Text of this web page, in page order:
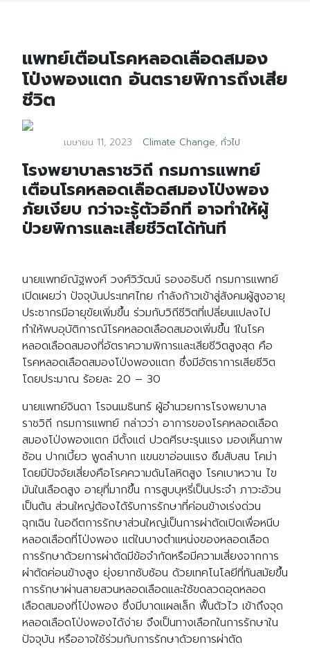
แพทย์เตือนโรคหลอดเลือดสมอง
โป่งพองแตก อันตรายพิการถึงเสีย
ชีวิต
เมษายน 11, 2023 Climate Change, ทั่วไป
โรงพยาบาลราชวิถี กรมการแพทย์
เตือนโรคหลอดเลือดสมองโป่งพอง
ภัยเงียบ กว่าจะรู้ตัวอีกที อาจทำให้ผู้
ป่วยพิการและเสียชีวิตได้ทันที
นายแพทย์ณัฐพงศ์ วงศ์วิวัฒน์ รองอธิบดี กรมการแพทย์
เปิดเผยว่า ปัจจุบันประเทศไทย กำลังก้าวเข้าสู่สังคมผู้สูงอายุ
ประชากรมีอายุขัยเพิ่มขึ้น ร่วมกับวิถีชีวิตที่เปลี่ยนแปลงไป
ทำให้พบอุบัติการณ์โรคหลอดเลือดสมองเพิ่มขึ้น 1ในโรค
หลอดเลือดสมองที่อัตราความพิการและเสียชีวิตสูงสุด คือ
โรคหลอดเลือดสมองโป่งพองแตก ซึ่งมีอัตราการเสียชีวิต
โดยประมาณ ร้อยละ 20 – 30
นายแพทย์จินดา โรจนเมธินทร์ ผู้อำนวยการโรงพยาบาล
ราชวิถี กรมการแพทย์ กล่าวว่า อาการของโรคหลอดเลือด
สมองโป่งพองแตก มีตั้งแต่ ปวดศีรษะรุนแรง มองเห็นภาพ
ซ้อน ปากเบี้ยว พูดลำบาก แขนขาอ่อนแรง ซึมสับสน โคม่า
โดยมีปัจจัยเสี่ยงคือโรคความดันโลหิตสูง โรคเบาหวาน ไข
มันในเลือดสูง อายุที่มากขึ้น การสูบบุหรี่เป็นประจำ ภาวะอ้วน
เป็นต้น ส่วนใหญ่ต้องได้รับการรักษาที่ค่อนข้างเร่งด่วน
ฉุกเฉิน ในอดีตการรักษาส่วนใหญ่เป็นการผ่าตัดเปิดเพื่อหนีบ
หลอดเลือดที่โป่งพอง แต่ในบางตำแหน่งของหลอดเลือด
การรักษาด้วยการผ่าตัดมีข้อจำกัดหรือมีความเสี่ยงจากการ
ผ่าตัดค่อนข้างสูง ยุ่งยากซับซ้อน ด้วยเทคโนโลยีที่ทันสมัยขึ้น
การรักษาผ่านสายสวนหลอดเลือดและใช้ขดลวดอุดหลอด
เลือดสมองที่โป่งพอง ซึ่งมีบาดแผลเล็ก ฟื้นตัวไว เข้าถึงจุด
หลอดเลือดโป่งพองได้ง่าย จึงเป็นทางเลือกในการรักษาใน
ปัจจุบัน หรืออาจใช้ร่วมกับการรักษาด้วยการผ่าตัด